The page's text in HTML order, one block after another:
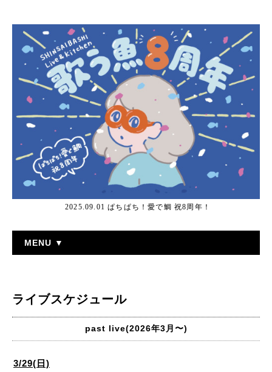
2025.09.01 ぱちぱち！愛で鯛 祝8周年！
MENU ▼
ライブスケジュール
past live(2026年3月〜)
3/29(日)